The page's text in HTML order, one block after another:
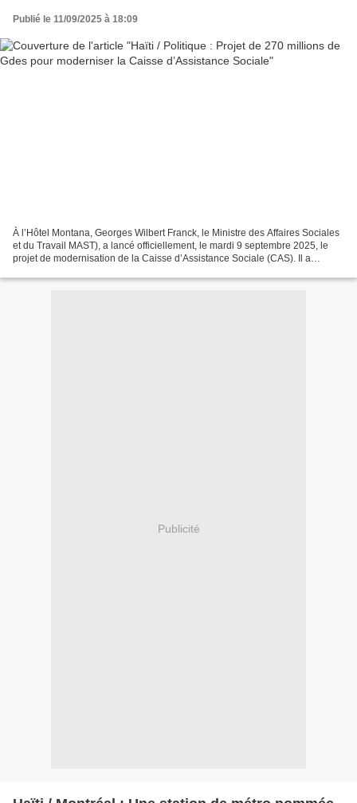
Publié le 11/09/2025 à 18:09
À l’Hôtel Montana, Georges Wilbert Franck, le Ministre des Affaires Sociales
et du Travail MAST), a lancé officiellement, le mardi 9 septembre 2025, le
projet de modernisation de la Caisse d’Assistance Sociale (CAS). Il a
Publicité